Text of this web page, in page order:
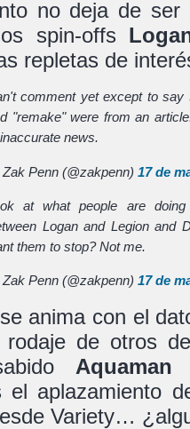
no deja de
spin-offs
repletas de
comment yet except to say
"remake" were from an
news.
Penn (@zakpenn)17 de
at what people are
Logan and Legion and
them to stop? Not me.
Penn (@zakpenn)17 de
anima con el
rodaje de otros
Aquaman
el aplazamiento
Variety…